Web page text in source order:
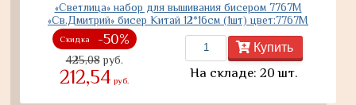
«Светлица» набор для вышивания бисером 7767М
«Св.Дмитрий» бисер Китай 12*16см (1шт) цвет:7767М
Скидка -50%
425,08руб.
212,54 руб.
Купить
На складе: 20 шт.